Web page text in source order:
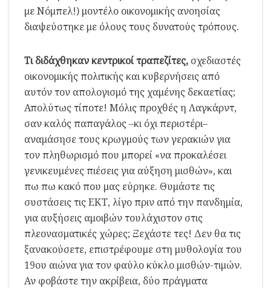
με Νόμπελ!) μοντέλο οικονομικής ανοησίας
διαψεύστηκε με όλους τους δυνατούς τρόπους.
Τι διδάχθηκαν κεντρικοί τραπεζίτες, σχεδιαστές
οικονομικής πολιτικής και κυβερνήσεις από
αυτόν τον απολογισμό της χαμένης δεκαετίας;
Απολύτως τίποτε! Μόλις προχθές η Λαγκάρντ,
σαν καλός παπαγάλος –κι όχι περιστέρι–
αναμάσησε τους κρωγμούς των γερακιών για
τον πληθωρισμό που μπορεί «να προκαλέσει
γενικευμένες πιέσεις για αύξηση μισθών», και
πω πω κακό που μας εύρηκε. Θυμάστε τις
συστάσεις τις ΕΚΤ, λίγο πριν από την πανδημία,
για αυξήσεις αμοιβών τουλάχιστον στις
πλεονασματικές χώρες; Ξεχάστε τες! Δεν θα τις
ξανακούσετε, επιστρέφουμε στη μυθολογία του
19ου αιώνα για τον φαύλο κύκλο μισθών-τιμών.
Αν φοβάστε την ακρίβεια, δύο πράγματα